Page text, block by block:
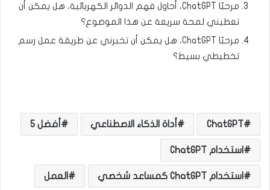
مرحبًا ChatGPT، أحاول فهم الدوائر الكهربائية، هل يمكن أن
تعطيني لمحة سريعة عن هذا الموضوع؟
مرحبًا ChatGPT، هل يمكن أن تخبرني عن طريقة عمل رسم
تخطيطي بسيط؟
ChatGPT أداة الذكاء الاصطناعي أفضل 5
استخدام ChatGPT
استخدام ChatGPT كمساعد شخصي العمل